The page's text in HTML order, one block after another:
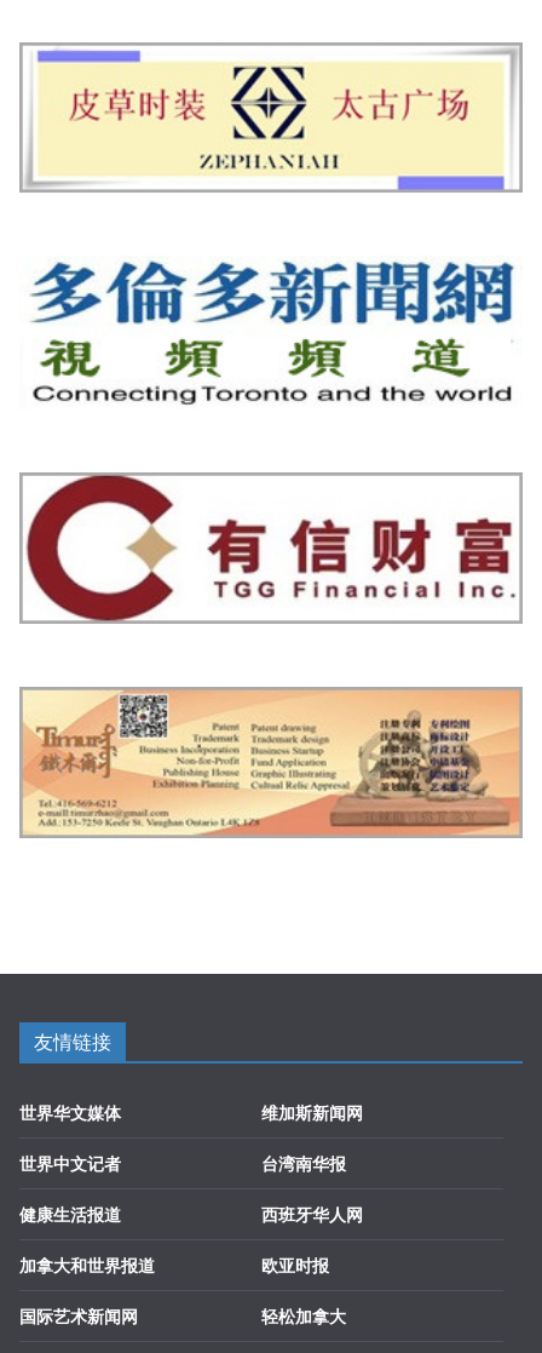
友情链接
世界华文媒体
世界中文记者
健康生活报道
加拿大和世界报道
国际艺术新闻网
维加斯新闻网
台湾南华报
西班牙华人网
欧亚时报
轻松加拿大